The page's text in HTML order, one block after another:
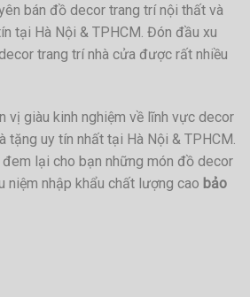
bán đồ decor trang trí nội thất và
tại Hà Nội & TPHCM. Đón đầu xu
trang trí nhà cửa được rất nhiều
vị giàu kinh nghiệm về lĩnh vực decor
tặng uy tín nhất tại Hà Nội & TPHCM.
lại cho bạn những món đồ decor
niệm nhập khẩu chất lượng cao bảo